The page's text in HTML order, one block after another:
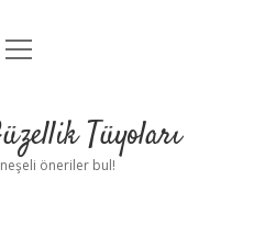
Uyarı
menüyü
Tüyoları
öneriler bul!